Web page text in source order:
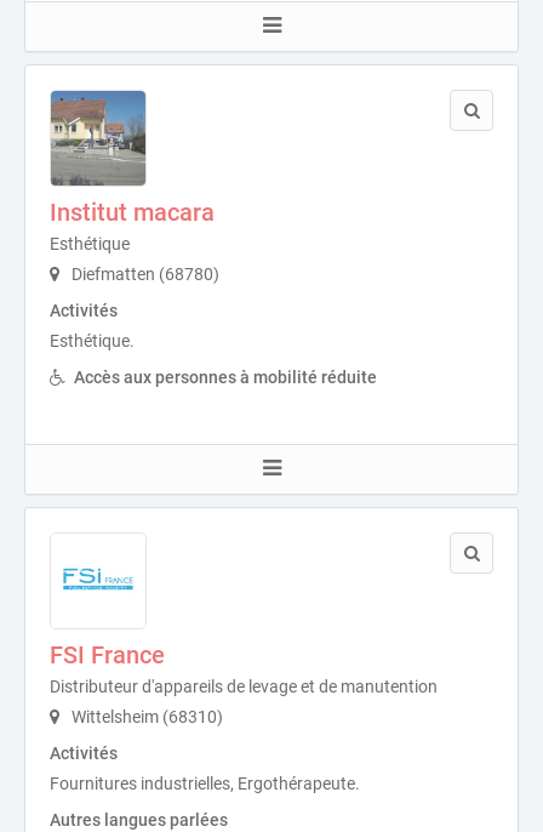
Institut macara
Esthétique
Diefmatten (68780)
Activités
Esthétique.
Accès aux personnes à mobilité réduite
FSI France
Distributeur d'appareils de levage et de manutention
Wittelsheim (68310)
Activités
Fournitures industrielles, Ergothérapeute.
Autres langues parlées